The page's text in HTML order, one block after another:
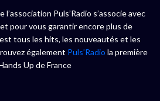
Puls’Radio s’associe avec
pour vous garantir encore plus de
tous les hits, les nouveautés et les
également Puls’Radio la première
Up de France